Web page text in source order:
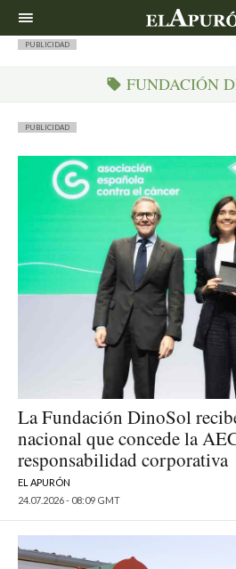
PUBLICIDAD
FUNDACIÓN
PUBLICIDAD
La Fundación DinoSol
nacional que concede la
responsabilidad corporativa
EL APURÓN
24.07.2026 - 08:09 GMT